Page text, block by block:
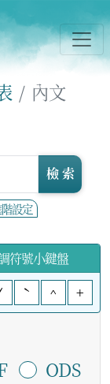
內文
設定
檢 索
符號小鍵盤
ˋ ^ +
ODS